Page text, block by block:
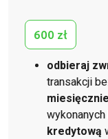
600 zł
odbieraj
transakcji
wykonanych
kredytową